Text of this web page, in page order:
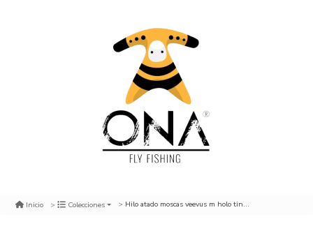
Inicio Colecciones Hilo atado moscas veevus m holo tinsel h05 gold